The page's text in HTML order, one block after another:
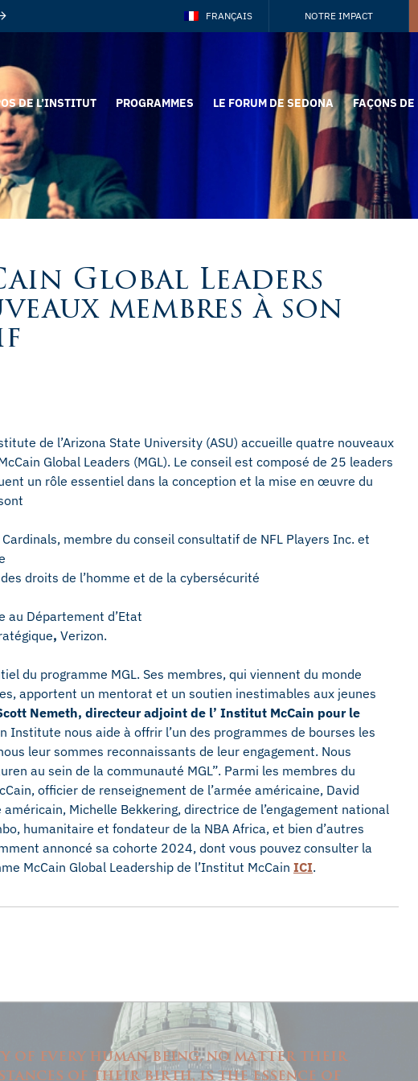
FRANÇAIS NOTRE IMPACT
DE L’INSTITUT PROGRAMMES LE FORUM DE SEDONA FAÇONS
Global Leaders
membres à son
de l’Arizona State University (ASU) accueille quatre nouveaux
Global Leaders (MGL). Le conseil est composé de 25 leaders
un rôle essentiel dans la conception et la mise en œuvre du
membre du conseil consultatif de NFL Players Inc. et
droits de l’homme et de la cybersécurité
au Département d’Etat
, Verizon.
du programme MGL. Ses membres, qui viennent du monde
apportent un mentorat et un soutien inestimables aux jeunes
Nemeth, directeur adjoint de l’ Institut McCain pour le
Institute nous aide à offrir l’un des programmes de bourses les
leur sommes reconnaissants de leur engagement. Nous
au sein de la communauté MGL”. Parmi les membres du
officier de renseignement de l’armée américaine, David
Michelle Bekkering, directrice de l’engagement national
humanitaire et fondateur de la NBA Africa, et bien d’autres
annoncé sa cohorte 2024, dont vous pouvez consulter la
McCain Global Leadership de l’Institut McCain ICI.
of every human being, no matter their
of their birth, is the essence of